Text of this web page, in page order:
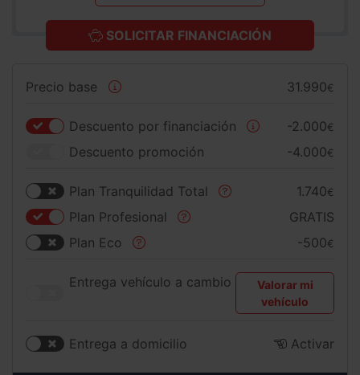
SOLICITAR FINANCIACIÓN
Precio base 31.990€
Descuento por financiación -2.000€
Descuento promoción -4.000€
Plan Tranquilidad Total 1.740€
Plan Profesional
GRATIS
Plan Eco
-500€
Entrega vehículo a cambio
Valorar mi
vehículo
Entrega a domicilio Activar